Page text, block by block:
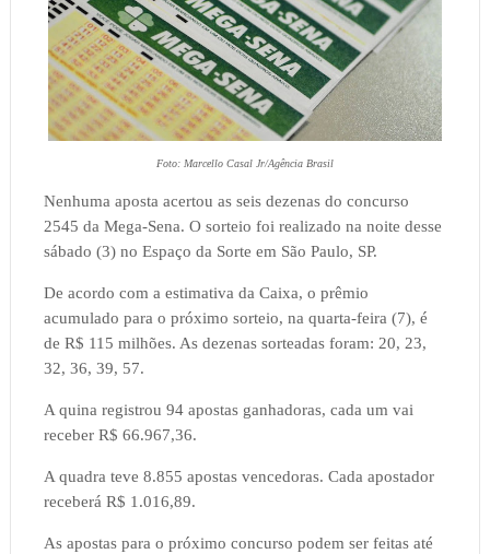
Foto: Marcello Casal Jr/Agência Brasil
Nenhuma aposta acertou as seis dezenas do concurso
2545 da Mega-Sena. O sorteio foi realizado na noite desse
sábado (3) no Espaço da Sorte em São Paulo, SP.
De acordo com a estimativa da Caixa, o prêmio
acumulado para o próximo sorteio, na quarta-feira (7), é
de R$ 115 milhões. As dezenas sorteadas foram: 20, 23,
32, 36, 39, 57.
A quina registrou 94 apostas ganhadoras, cada um vai
receber R$ 66.967,36.
A quadra teve 8.855 apostas vencedoras. Cada apostador
receberá R$ 1.016,89.
As apostas para o próximo concurso podem ser feitas até